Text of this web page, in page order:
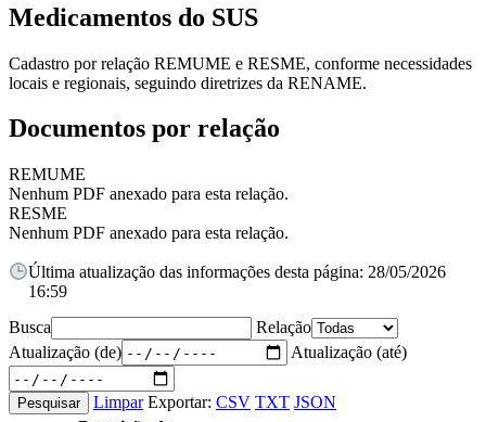
Medicamentos do SUS
Cadastro por relação REMUME e RESME, conforme necessidades
locais e regionais, seguindo diretrizes da RENAME.
Documentos por relação
REMUME
Nenhum PDF anexado para esta relação.
RESME
Nenhum PDF anexado para esta relação.
Última atualização das informações desta página: 28/05/2026
16:59
Busca
Relação
Atualização (de)
Atualização (até)
Pesquisar Limpar Exportar: CSV TXT JSON